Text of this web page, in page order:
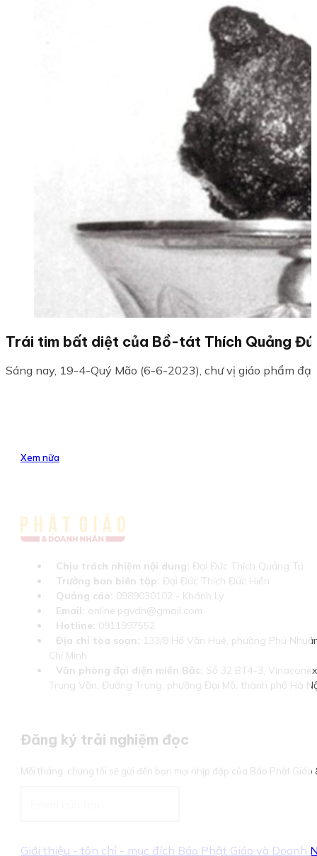
Trái tim bất diệt của Bồ-tát Thích Quảng
Sáng nay, 19-4-Quý Mão (6-6-2023), chư vị giáo phẩm đại
Xem nữa
Chịu trách nhiệm nội dung: Đại Đức Thích Quảng Tú
Trưởng ban biên tập: Đại Đức Thích Đức Hiển
Quảng cáo: 0989030102 - Khánh Ly
Email: online.pgvdn@gmail.com
Hotline: 0911997552
Địa chỉ tòa soạn: 133/8 Hồ Văn Huê, phường Phú
Chí Minh
Văn phòng đại diện miền Bắc: Số 32 BT4-3,
Trung Văn, Đường Trung, phường Đại Mỗ, thành phố Hà
Đăng ký trải nghiệm đọc
Mỗi tháng, chúng tôi sẽ gửi đến bạn mọi nhịp đập của Báo Phật Giáo
Giới thiệu - tôn chỉ - mục đích Báo Phật Giáo và Doanh